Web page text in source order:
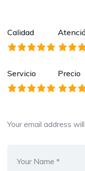
Calidad
Servicio Precio
Your email address